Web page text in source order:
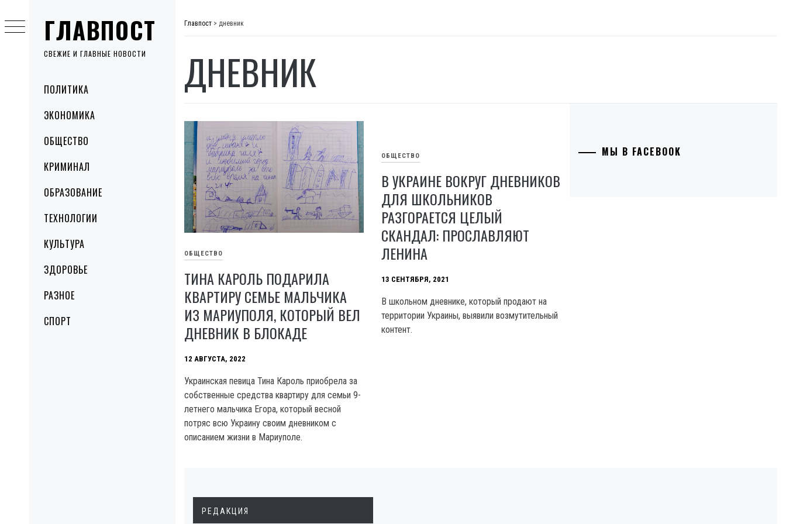
ГЛАВПОСТ
СВЕЖИЕ И ГЛАВНЫЕ НОВОСТИ
MenuПОЛИТИКА
ЭКОНОМИКА
ОБЩЕСТВО
КРИМИНАЛ
ОБРАЗОВАНИЕ
ТЕХНОЛОГИИ
КУЛЬТУРА
ЗДОРОВЬЕ
РАЗНОЕ
СПОРТ
to
content
Главпост > дневник
ДНЕВНИК
ОБЩЕСТВО
ТИНА КАРОЛЬ ПОДАРИЛА
КВАРТИРУ СЕМЬЕ МАЛЬЧИКА
ИЗ МАРИУПОЛЯ, КОТОРЫЙ ВЕЛ
ДНЕВНИК В БЛОКАДЕ
12 АВГУСТА, 2022
Украинская певица Тина Кароль приобрела за
собственные средства квартиру для семьи 9-
летнего мальчика Егора, который весной
потряс всю Украину своим дневником с
описанием жизни в Мариуполе.
ОБЩЕСТВО
В УКРАИНЕ ВОКРУГ ДНЕВНИКОВ
ДЛЯ ШКОЛЬНИКОВ
РАЗГОРАЕТСЯ ЦЕЛЫЙ
СКАНДАЛ: ПРОСЛАВЛЯЮТ
ЛЕНИНА
13 СЕНТЯБРЯ, 2021
В школьном дневнике, который продают на
территории Украины, выявили возмутительный
контент.
МЫ В FACEBOOK
РЕДАКЦИЯ